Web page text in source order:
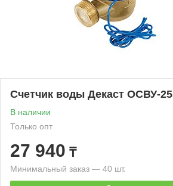
Счетчик воды Декаст ОСВУ-25
В наличии
Только опт
27 940 ₸
Минимальный заказ — 40 шт.